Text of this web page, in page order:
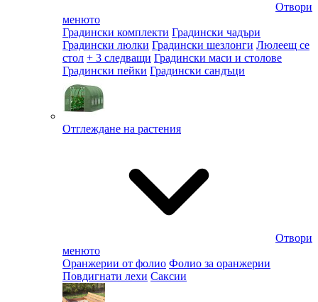
Отвори
менюто
Градински комплекти Градински чадъри
Градински люлки Градински шезлонги Люлеещ се
стол + 3 следващи Градински маси и столове
Градински пейки Градински сандъци
Отглеждане на растения
Отвори
менюто
Оранжерии от фолио Фолио за оранжерии
Повдигнати лехи Саксии